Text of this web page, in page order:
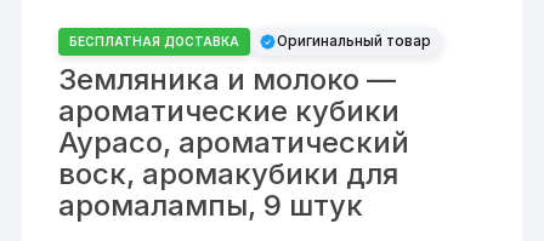
БЕСПЛАТНАЯ ДОСТАВКА Оригинальный товар
Земляника и молоко —
ароматические кубики
Аурасо, ароматический
воск, аромакубики для
аромалампы, 9 штук